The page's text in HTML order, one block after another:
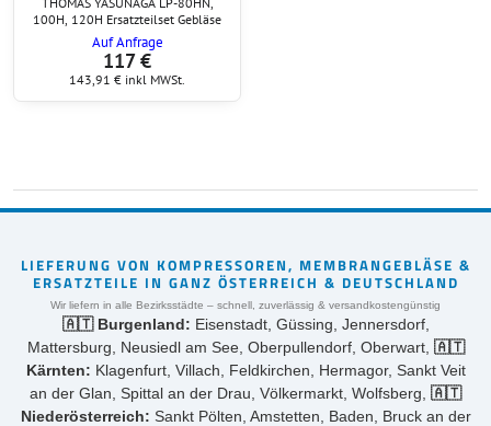
100H, 120H Ersatzteilset Gebläse
Auf Anfrage
117 €
143,91 € inkl MWSt.
LIEFERUNG VON KOMPRESSOREN, MEMBRANGEBLÄSE &
ERSATZTEILE IN GANZ ÖSTERREICH & DEUTSCHLAND
Wir liefern in alle Bezirksstädte – schnell, zuverlässig & versandkostengünstig
🇦🇹 Burgenland: Eisenstadt, Güssing, Jennersdorf,
Mattersburg, Neusiedl am See, Oberpullendorf, Oberwart, 🇦🇹
Kärnten: Klagenfurt, Villach, Feldkirchen, Hermagor, Sankt Veit
an der Glan, Spittal an der Drau, Völkermarkt, Wolfsberg, 🇦🇹
Niederösterreich: Sankt Pölten, Amstetten, Baden, Bruck an der